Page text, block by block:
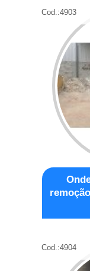
Cod.:4903
Cod.:4904